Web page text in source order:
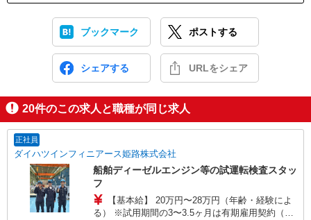
ブックマーク ポストする
シェアする URLをシェア
20件のこの求人と職種が同じ求人
正社員
ダイハツインフィニアース姫路株式会社
船舶ディーゼルエンジン等の試運転検査スタッ
フ
【基本給】 20万円〜28万円（年齢・経験によ
る） ※試用期間の3〜3.5ヶ月は有期雇用契約（同